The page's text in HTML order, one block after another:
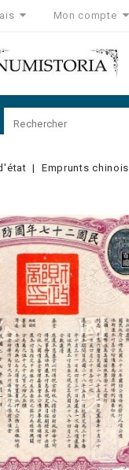
Mon compte
Emprunts chinois